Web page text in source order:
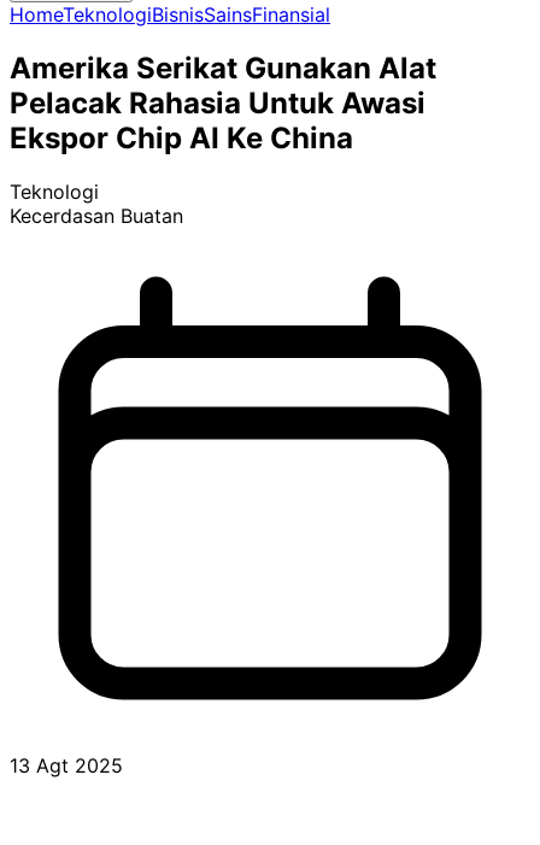
HomeTeknologiBisnisSainsFinansial
Amerika Serikat Gunakan Alat
Pelacak Rahasia Untuk Awasi
Ekspor Chip AI Ke China
Teknologi
Kecerdasan Buatan
13 Agt 2025